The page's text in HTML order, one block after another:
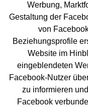
Werbung,
Gestaltung der
von
Beziehungsprofile
Website im
eingeblendeten
Facebook-Nutzer
zu informieren
Facebook